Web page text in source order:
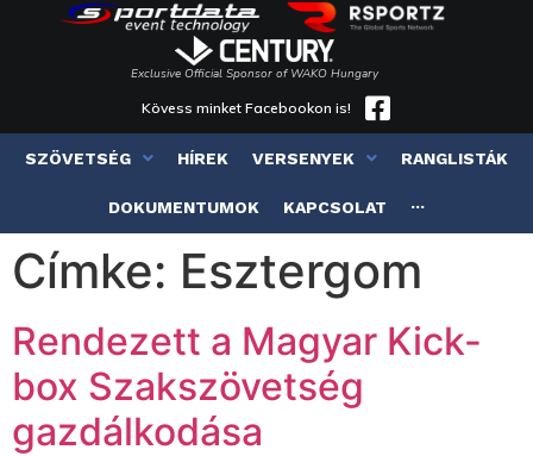
Exclusive Official Sponsor of WAKO Hungary
Kövess minket Facebookon is!
SZÖVETSÉG HÍREK VERSENYEK RANGLISTÁK
DOKUMENTUMOK KAPCSOLAT ···
Címke: Esztergom
Rendezett a Magyar Kick-
box Szakszövetség
gazdálkodása